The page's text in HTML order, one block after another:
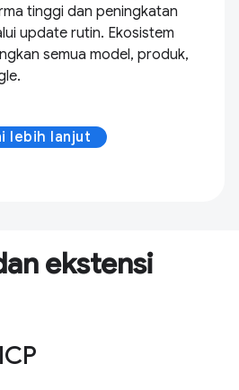
tinggi dan peningkatan
update rutin. Ekosistem
semua model, produk,
lebih lanjut
ekstensi